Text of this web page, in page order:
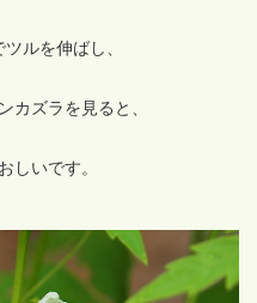
ルを伸ばし、
カズラを見ると、
しいです。